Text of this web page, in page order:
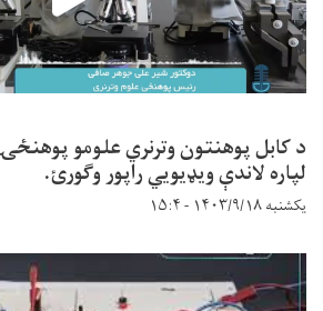
د کابل پوهنتون وترنري علومو
لپاره لاندې ویډیويي راپور وګورئ.
یکشنبه ۱۴۰۳/۹/۱۸ - ۱۵:۴